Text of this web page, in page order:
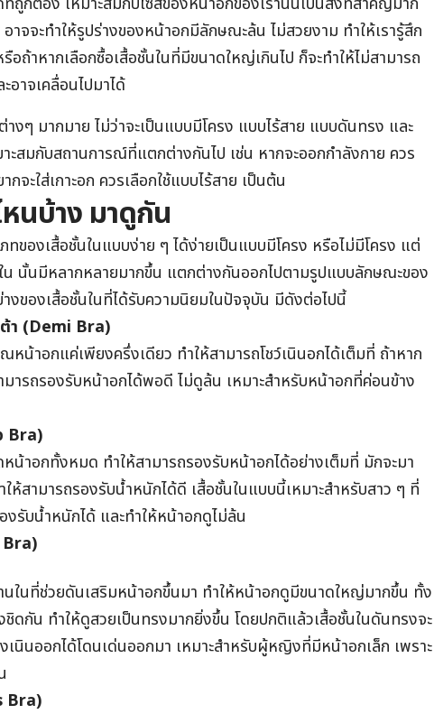
อาจจะทำให้รูปร่างของหน้าอกมีลักษณะล้น ไม่สวยงาม ทำให้เรารู้สึก
ถ้าหากเลือกซื้อเสื้อชั้นในที่มีขนาดใหญ่เกินไป ก็จะทำให้ไม่สามารถ
าจเคลื่อนไปมาได้
งๆ มากมาย ไม่ว่าจะเป็นแบบมีโครง แบบไร้สาย แบบดันทรง และ
ะสมกับสถานการณ์ที่แตกต่างกันไป เช่น หากจะออกกำลังกาย ควร
จะใส่เกาะอก ควรเลือกใช้แบบไร้สาย เป็นต้น
นบ้าง มาดูกัน
ทของเสื้อชั้นในแบบง่าย ๆ ได้ง่ายเป็นแบบมีโครง หรือไม่มีโครง แต่
น นั้นมีหลากหลายมากขึ้น แตกต่างกันออกไปตามรูปแบบลักษณะของ
างของเสื้อชั้นในที่ได้รับความนิยมในปัจจุบัน มีดังต่อไปนี้
า (Demi Bra)
น้าอกแค่เพียงครึ่งเดียว ทำให้สามารถโชว์เนินอกได้เต็มที่ ถ้าหาก
มารถรองรับหน้าอกได้พอดี ไม่ดูล้น เหมาะสำหรับหน้าอกที่ค่อนข้าง
Bra)
น้าอกทั้งหมด ทำให้สามารถรองรับหน้าอกได้อย่างเต็มที่ มักจะมา
สามารถรองรับน้ำหนักได้ดี เสื้อชั้นในแบบนี้เหมาะสำหรับสาว ๆ ที่
รับน้ำหนักได้ และทำให้หน้าอกดูไม่ล้น
)
ในที่ช่วยดันเสริมหน้าอกขึ้นมา ทำให้หน้าอกดูมีขนาดใหญ่มากขึ้น ทั้ง
ดกัน ทำให้ดูสวยเป็นทรงมากยิ่งขึ้น โดยปกติแล้วเสื้อชั้นในดันทรงจะ
นินออกได้โดนเด่นออกมา เหมาะสำหรับผู้หญิงที่มีหน้าอกเล็ก เพราะ
Bra)